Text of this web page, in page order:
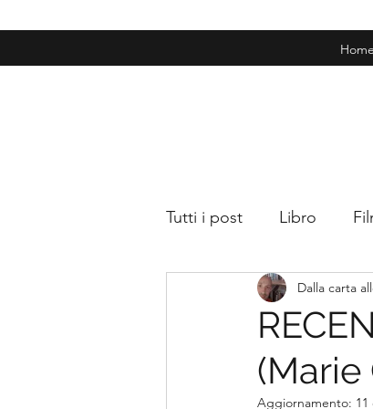
Home
Tutti i post Libro
(Marie
Dalla carta
Aggiornamento: 11